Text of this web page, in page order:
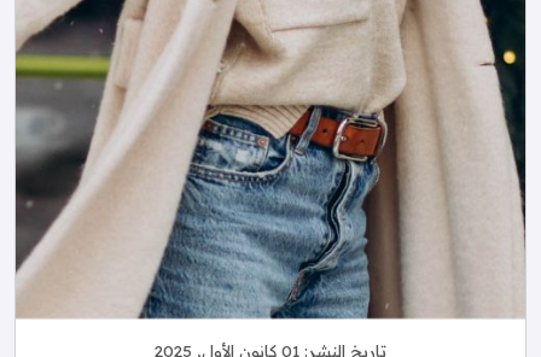
تاريخ النشر: 01 كانون الأول, 2025